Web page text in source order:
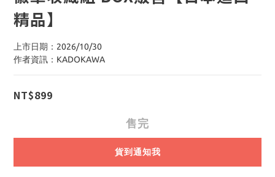
精品】
上市日期：2026/10/30
作者資訊：KADOKAWA
NT$899
售完
貨到通知我